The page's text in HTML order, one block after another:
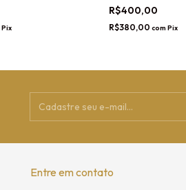
Pix
R$400,00
R$380,00 com Pix
Entre em contato